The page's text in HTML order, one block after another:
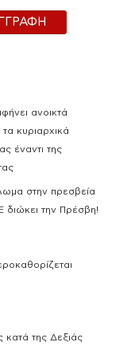
ανοικτά
κυριαρχικά
έναντι της
στην πρεσβεία
διώκει την Πρέσβη!
της Δεξιάς